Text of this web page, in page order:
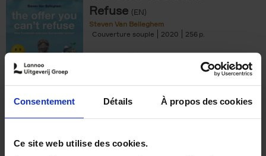
Consentement Détails À propos des cookies
Ce site web utilise des cookies.
Refuse (EN)
Steven Van Belleghem
Couverture souple
2020 256
€37,50